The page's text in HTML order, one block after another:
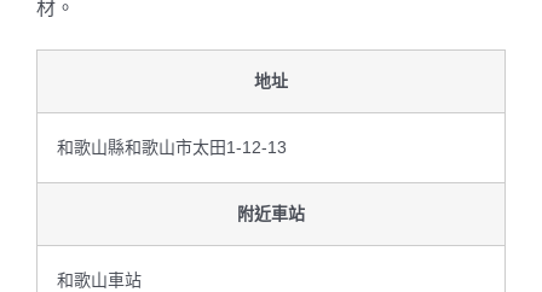
材。
地址
和歌山縣和歌山市太田1-12-13
附近車站
和歌山車站